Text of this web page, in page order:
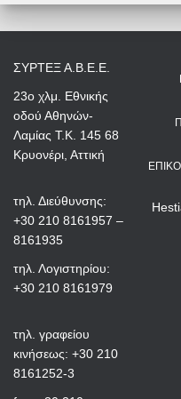
ΣΥΡΤΕΞ Α.Β.Ε.Ε.
23ο χλμ. Εθνικής
οδού Αθηνών-
Λαμίας Τ.Κ. 145 68
Κρυονέρι, Αττική
τηλ. Διεύθυνσης:
+30 210 8161957 –
8161935
τηλ. Λογιστηρίου:
+30 210 8161979
τηλ. γραφείου
κινήσεως: +30 210
8161252-3